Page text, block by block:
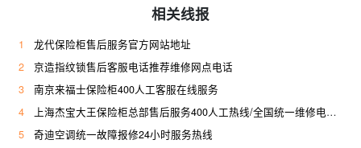
相关线报
1
龙代保险柜售后服务官方网站地址
2
京造指纹锁售后客服电话推荐维修网点电话
3
南京来福士保险柜400人工客服在线服务
4
上海杰宝大王保险柜总部售后服务400人工热线/全国统一维修电话是多少
5
奇迪空调统一故障报修24小时服务热线